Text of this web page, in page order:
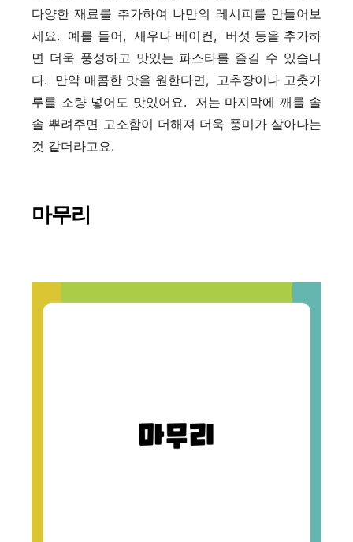
다양한 재료를 추가하여 나만의 레시피를 만들어보
세요. 예를 들어, 새우나 베이컨, 버섯 등을 추가하
면 더욱 풍성하고 맛있는 파스타를 즐길 수 있습니
다. 만약 매콤한 맛을 원한다면, 고추장이나 고춧가
루를 소량 넣어도 맛있어요. 저는 마지막에 깨를 솔
솔 뿌려주면 고소함이 더해져 더욱 풍미가 살아나는
것 같더라고요.
마무리